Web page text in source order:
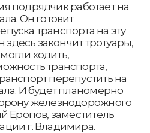
подрядчик работает на
Он готовит
транспорта на эту
здесь закончит тротуары,
ходить,
транспорта,
перепустить на
И будет планомерно
железнодорожного
Еропов, заместитель
г. Владимира.